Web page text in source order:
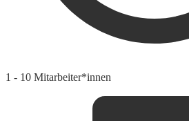
1 - 10 Mitarbeiter*innen